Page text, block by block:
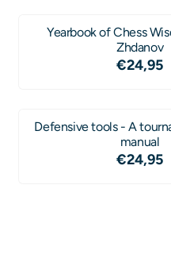
Yearbook of Chess
Zhdanov
Prijs:
€24,95
Defensive tools - A
manual
Prijs:
€24,95